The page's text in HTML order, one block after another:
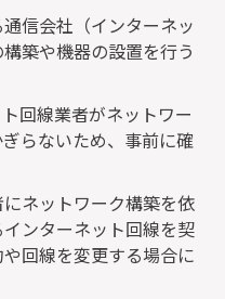
信会社（インターネッ
築や機器の設置を行う
回線業者がネットワー
らないため、事前に確
ネットワーク構築を依
ンターネット回線を契
回線を変更する場合に